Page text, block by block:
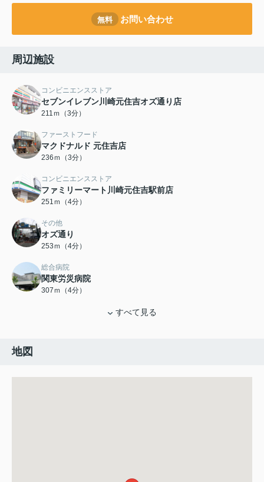
無料 お問い合わせ
周辺施設
コンビニエンスストア
セブンイレブン川崎元住吉オズ通り店
211ｍ（3分）
ファーストフード
マクドナルド 元住吉店
236ｍ（3分）
コンビニエンスストア
ファミリーマート川崎元住吉駅前店
251ｍ（4分）
その他
オズ通り
253ｍ（4分）
総合病院
関東労災病院
307ｍ（4分）
すべて見る
地図